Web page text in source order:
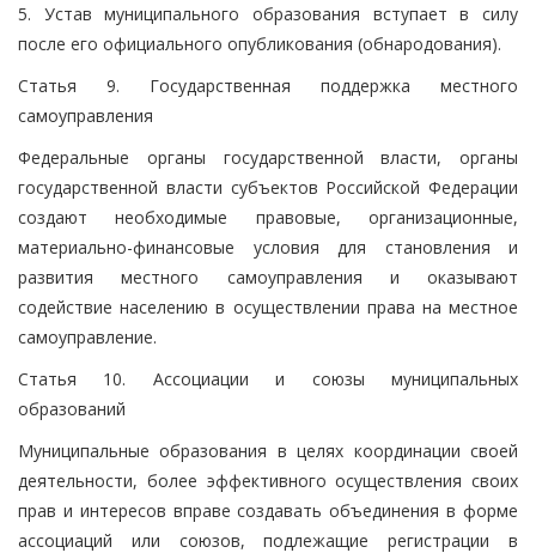
5. Устав муниципального образования вступает в силу
после его официального опубликования (обнародования).
Статья 9. Государственная поддержка местного
самоуправления
Федеральные органы государственной власти, органы
государственной власти субъектов Российской Федерации
создают необходимые правовые, организационные,
материально-финансовые условия для становления и
развития местного самоуправления и оказывают
содействие населению в осуществлении права на местное
самоуправление.
Статья 10. Ассоциации и союзы муниципальных
образований
Муниципальные образования в целях координации своей
деятельности, более эффективного осуществления своих
прав и интересов вправе создавать объединения в форме
ассоциаций или союзов, подлежащие регистрации в